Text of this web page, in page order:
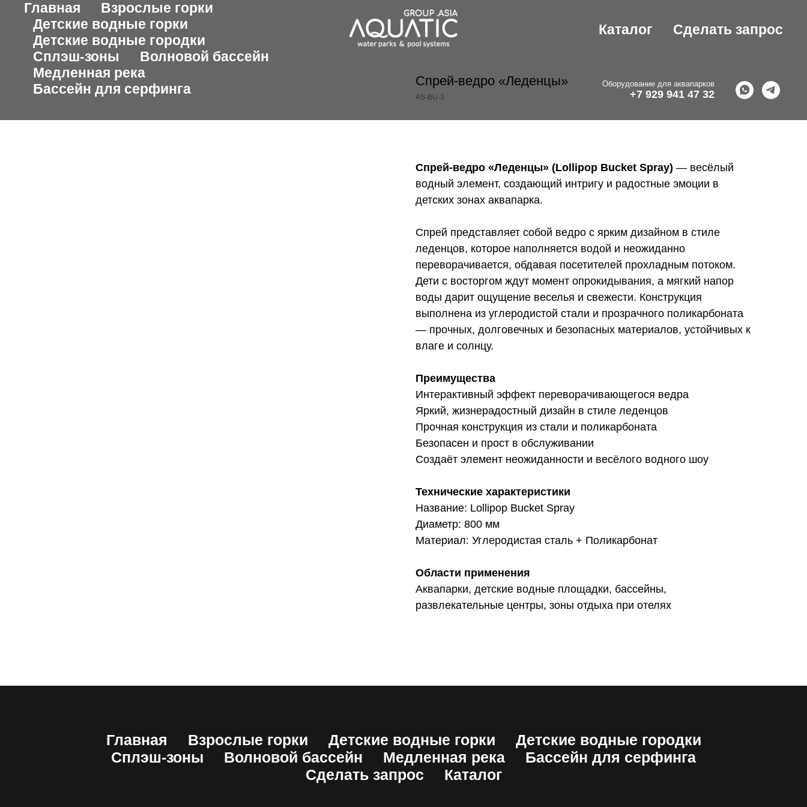
Главная
Взрослые горки
Детские водные горки
Детские водные городки
Сплэш-зоны
Волновой бассейн
Медленная река
Бассейн для серфинга
Каталог Сделать запрос
Оборудование для аквапарков
+7 929 941 47 32
Спрей-ведро «Леденцы»
AS-BU-3
Спрей-ведро «Леденцы» (Lollipop Bucket Spray) — весёлый
водный элемент, создающий интригу и радостные эмоции в
детских зонах аквапарка.
Спрей представляет собой ведро с ярким дизайном в стиле
леденцов, которое наполняется водой и неожиданно
переворачивается, обдавая посетителей прохладным потоком.
Дети с восторгом ждут момент опрокидывания, а мягкий напор
воды дарит ощущение веселья и свежести. Конструкция
выполнена из углеродистой стали и прозрачного поликарбоната
— прочных, долговечных и безопасных материалов, устойчивых к
влаге и солнцу.
Преимущества
Интерактивный эффект переворачивающегося ведра
Яркий, жизнерадостный дизайн в стиле леденцов
Прочная конструкция из стали и поликарбоната
Безопасен и прост в обслуживании
Создаёт элемент неожиданности и весёлого водного шоу
Технические характеристики
Название: Lollipop Bucket Spray
Диаметр: 800 мм
Материал: Углеродистая сталь + Поликарбонат
Области применения
Аквапарки, детские водные площадки, бассейны,
развлекательные центры, зоны отдыха при отелях
Главная Взрослые горки Детские водные горки
Детские водные городки
Сплэш-зоны
Волновой бассейн Медленная река
Бассейн для серфинга
Сделать запрос
Каталог